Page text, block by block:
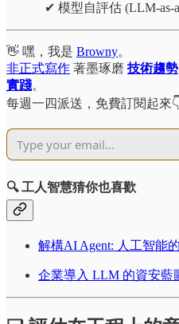
✔ 模型自評估 (LLM-as-
👋 嘿，我是 Browny。
非正式寫作 著墨琢磨 技術趨勢
實踐。
每週一四派送，免費訂閱起來
🔍 工人智慧猜你也喜歡
解構AI Agent: 人工智能
企業導入 LLM 的資安藍